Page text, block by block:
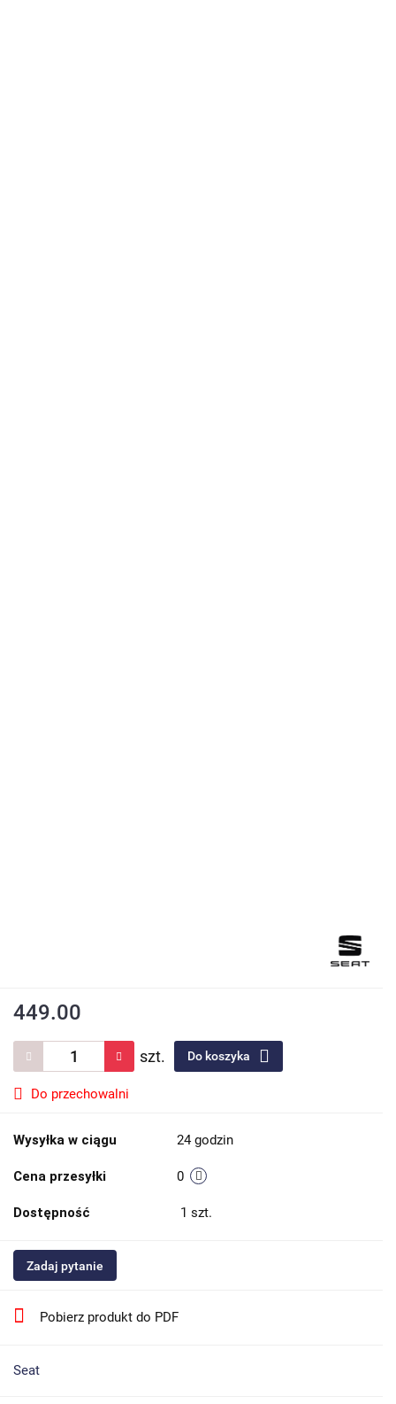
449.00
szt. Do koszyka
Do przechowalni
Wysyłka w ciągu 24 godzin
Cena przesyłki 0
Dostępność 1 szt.
Zadaj pytanie
Pobierz produkt do PDF
Seat